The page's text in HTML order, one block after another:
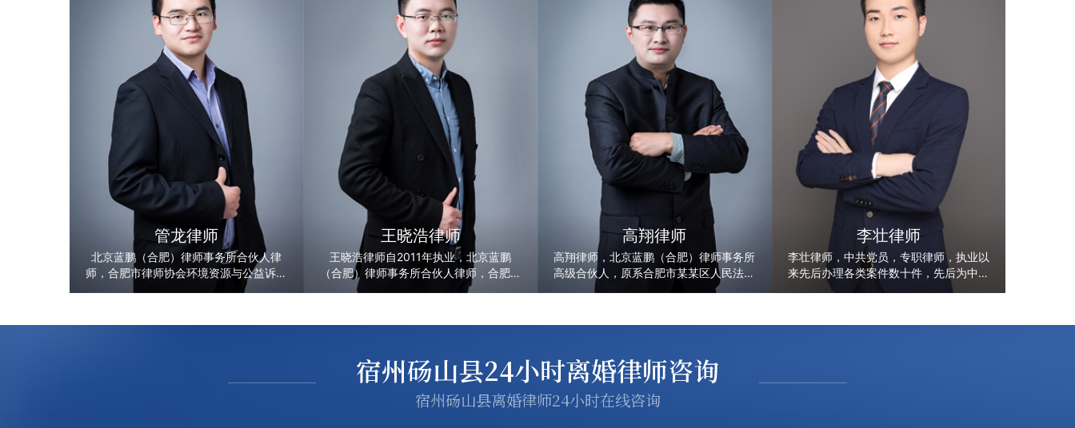
管龙律师
北京蓝鹏（合肥）律师事务所合伙人律
师，合肥市律师协会环境资源与公益诉讼
法律专业委员会专职委员，合肥市法律援
王晓浩律师
王晓浩律师自2011年执业，北京蓝鹏
（合肥）律师事务所合伙人律师，合肥市
婚姻家庭专业委员会委员，担任安徽省双
律服务，专注于公司、婚姻家庭务。
高翔律师
高翔律师，北京蓝鹏（合肥）律师事务所
高级合伙人，原系合肥市某某区人民法院
审判员，曾长期从事民事审判工作，在婚
李壮律师
李壮律师，中共党员，专职律师，执业以
来先后办理各类案件数十件，先后为中电
建建筑集团有限公司、中国人寿财产保险
宿州砀山县24小时离婚律师咨询
宿州砀山县离婚律师24小时在线咨询